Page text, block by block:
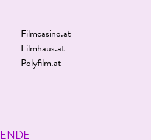
Filmcasino.at
Filmhaus.at
Polyfilm.at
ENDE